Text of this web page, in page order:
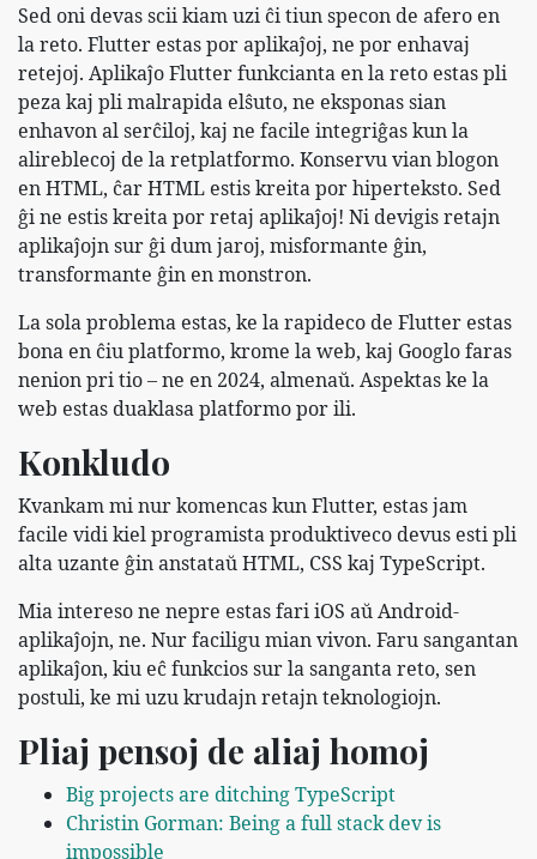
Sed oni devas scii kiam uzi ĉi tiun specon de afero en
la reto. Flutter estas por aplikaĵoj, ne por enhavaj
retejoj. Aplikaĵo Flutter funkcianta en la reto estas pli
peza kaj pli malrapida elŝuto, ne eksponas sian
enhavon al serĉiloj, kaj ne facile integriĝas kun la
alireblecoj de la retplatformo. Konservu vian blogon
en HTML, ĉar HTML estis kreita por hiperteksto. Sed
ĝi ne estis kreita por retaj aplikaĵoj! Ni devigis retajn
aplikaĵojn sur ĝi dum jaroj, misformante ĝin,
transformante ĝin en monstron.
La sola problema estas, ke la rapideco de Flutter estas
bona en ĉiu platformo, krome la web, kaj Googlo faras
nenion pri tio – ne en 2024, almenaŭ. Aspektas ke la
web estas duaklasa platformo por ili.
Konkludo
Kvankam mi nur komencas kun Flutter, estas jam
facile vidi kiel programista produktiveco devus esti pli
alta uzante ĝin anstataŭ HTML, CSS kaj TypeScript.
Mia intereso ne nepre estas fari iOS aŭ Android-
aplikaĵojn, ne. Nur faciligu mian vivon. Faru sangantan
aplikaĵon, kiu eĉ funkcios sur la sanganta reto, sen
postuli, ke mi uzu krudajn retajn teknologiojn.
Pliaj pensoj de aliaj homoj
Big projects are ditching TypeScript
Christin Gorman: Being a full stack dev is
impossible